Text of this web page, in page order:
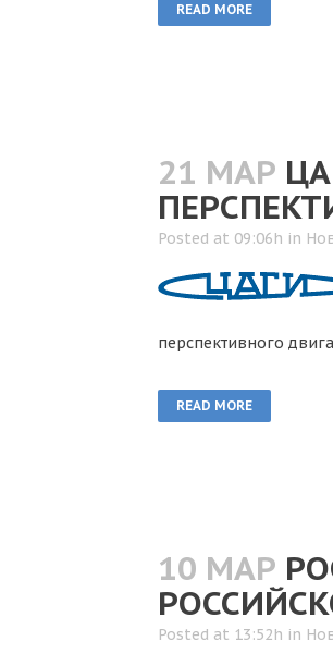
READ MORE
21 МАР
Posted at 09:06h in
перспективного
READ MORE
10 МАР
Posted at 13:52h in